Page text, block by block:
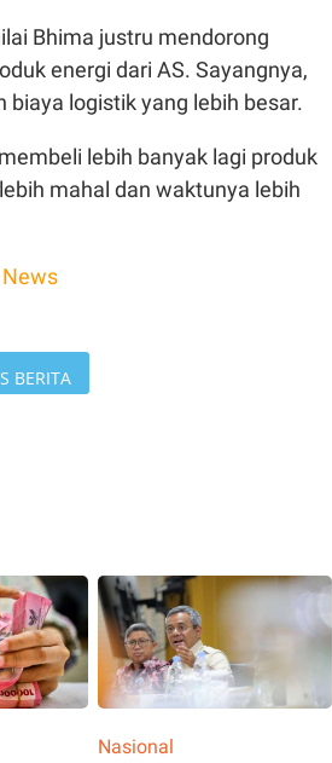
Bhima justru mendorong
energi dari AS. Sayangnya,
logistik yang lebih besar.
lebih banyak lagi produk
mahal dan waktunya lebih
BERITA
Nasional